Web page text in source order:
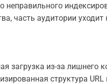
неправильного
часть аудитории уходит
загрузка из-за лишнего
структура